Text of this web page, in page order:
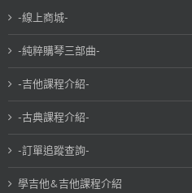
-線上商城-
-純粹購琴三部曲-
-吉他課程介紹-
-古典課程介紹-
-訂單追蹤查詢-
學吉他&吉他課程介紹